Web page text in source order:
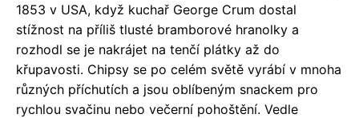
1853 v USA, když kuchař George Crum dostal
stížnost na příliš tlusté bramborové hranolky a
rozhodl se je nakrájet na tenčí plátky až do
křupavosti. Chipsy se po celém světě vyrábí v mnoha
různých příchutích a jsou oblíbeným snackem pro
rychlou svačinu nebo večerní pohoštění. Vedle